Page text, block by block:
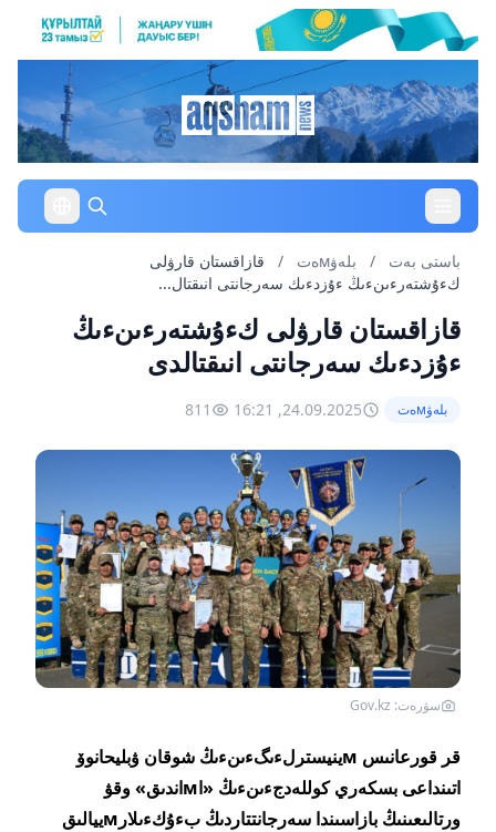
باستى بەت / بلەۋмەت /
قازاقستان قارۋلى
كءۇشتەرءىنءىڭ ءۇزدءىك سەرجانتى انىقتال...
قازاقستان قارۋلى كءۇشتەرءىنءىڭ
ءۇزدءىك سەرجانتى انىقتالدى
بلەۋмەت 24.09.2025, 16:21
811
سۋرەت: Gov.kz
قر قورعانىس мينيسترلءىگءىنءىڭ شوقان ۋبليحانوۆ
اتىنداعى بسكەري كوللەدجءىنءىڭ «اмاندىق» وقۋ
ورتالىعىنىڭ بازاسىندا سەرجانتتاردىڭ بءۇكءىلارмييالىق